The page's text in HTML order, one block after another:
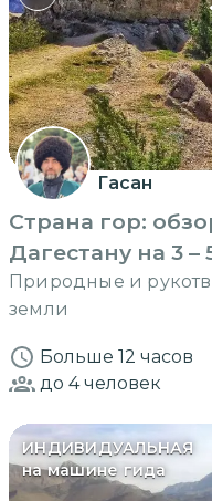
Гасан
Страна гор:
Дагестану на 3 –
Природные и
земли
Больше 12 часов
до 4человек
ИНДИВИДУАЛЬНАЯ
на машине гида